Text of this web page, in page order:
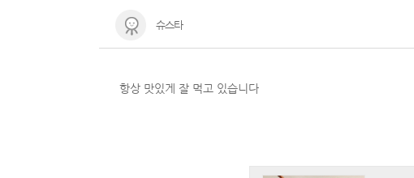
슈스타
항상 맛있게 잘 먹고 있습니다